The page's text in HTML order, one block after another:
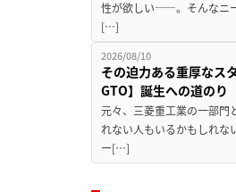
性が欲しい――。そんなニ
[…]
2026/08/10
その迫力ある重厚なス
GTO】誕生への道のり
元々、三菱重工業の一部門
れない人もいるかもしれな
ー[…]